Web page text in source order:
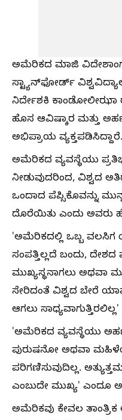
ಅಮೆರಿಕದ ಮಾಜಿ
ಸ್ಟ್ಯಾನ್‌ಫೋರ್ಡ್
ನಿರ್ದೇಶಕಿ ಕಾಂಡೋಲೀಝಾ
ಹೊಸ ಆವಿಷ್ಕಾರ ಮತ್ತು
ಅಭಿಪ್ರಾಯ ವ್ಯಕ್ತಪಡಿಸಿದ್ದಾರೆ.
ಅಮೆರಿಕದ ವ್ಯವಸ್ಥೆಯು
ನೀಡುವುದರಿಂದ, ವಿಶ್ವದ
ಒಂದಾದ ಪೆಪ್ಸಿಕೊವನ್ನು
ದೊರೆಯಿತು ಎಂದು ಅವರು
'ಅಮೆರಿಕದಲ್ಲಿ ಒಬ್ಬ ವಲಸಿಗ
ಸಂಪತ್ತಿಲ್ಲದೆ ಬಂದು,
ಮುಖ್ಯಸ್ಥನಾಗಲು ಅಥವಾ
ಸೇರಿದಂತೆ ವಿಶ್ವದ ಬೇರೆ
ಆಗಲು
'ಅಮೆರಿಕದ ವ್ಯವಸ್ಥೆಯು
ಪುರುಷನೋ ಅಥವಾ
ಪರಿಗಣಿಸುವುದಿಲ್ಲ.
ಎಂಬುದೇ ಮುಖ್ಯ' ಎಂದೂ
ಅಮೆರಿಕವು ಕೇವಲ ತಾಂತ್ರಿಕ